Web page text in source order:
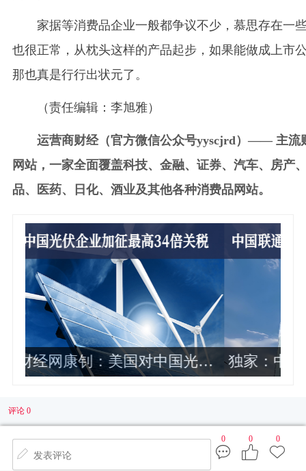
家据等消费品企业一般都争议不少，慕思存在一
也很正常，从枕头这样的产品起步，如果能做成上市
那也真是行行出状元了。
（责任编辑：李旭雅）
运营商财经（官方微信公众号yyscjrd）—— 主流
网站，一家全面覆盖科技、金融、证券、汽车、房产
品、医药、日化、酒业及其他各种消费品网站。
独家：中国联通2024年各省公司政企
评论 0
0 0 0